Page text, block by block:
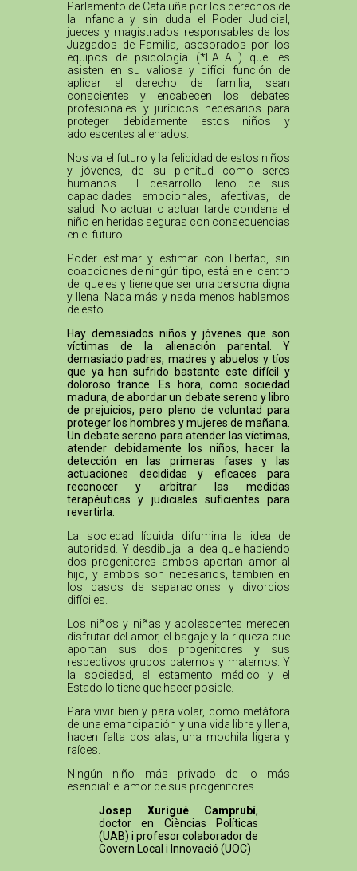
Parlamento de Cataluña por los derechos de
la infancia y sin duda el Poder Judicial,
jueces y magistrados responsables de los
Juzgados de Familia, asesorados por los
equipos de psicología (*EATAF) que les
asisten en su valiosa y difícil función de
aplicar el derecho de familia, sean
conscientes y encabecen los debates
profesionales y jurídicos necesarios para
proteger debidamente estos niños y
adolescentes alienados.
Nos va el futuro y la felicidad de estos niños
y jóvenes, de su plenitud como seres
humanos. El desarrollo lleno de sus
capacidades emocionales, afectivas, de
salud. No actuar o actuar tarde condena el
niño en heridas seguras con consecuencias
en el futuro.
Poder estimar y estimar con libertad, sin
coacciones de ningún tipo, está en el centro
del que es y tiene que ser una persona digna
y llena. Nada más y nada menos hablamos
de esto.
Hay demasiados niños y jóvenes que son
víctimas de la alienación parental. Y
demasiado padres, madres y abuelos y tíos
que ya han sufrido bastante este difícil y
doloroso trance. Es hora, como sociedad
madura, de abordar un debate sereno y libro
de prejuicios, pero pleno de voluntad para
proteger los hombres y mujeres de mañana.
Un debate sereno para atender las víctimas,
atender debidamente los niños, hacer la
detección en las primeras fases y las
actuaciones decididas y eficaces para
reconocer y arbitrar las medidas
terapéuticas y judiciales suficientes para
revertirla.
La sociedad líquida difumina la idea de
autoridad. Y desdibuja la idea que habiendo
dos progenitores ambos aportan amor al
hijo, y ambos son necesarios, también en
los casos de separaciones y divorcios
difíciles.
Los niños y niñas y adolescentes merecen
disfrutar del amor, el bagaje y la riqueza que
aportan sus dos progenitores y sus
respectivos grupos paternos y maternos. Y
la sociedad, el estamento médico y el
Estado lo tiene que hacer posible.
Para vivir bien y para volar, como metáfora
de una emancipación y una vida libre y llena,
hacen falta dos alas, una mochila ligera y
raíces.
Ningún niño más privado de lo más
esencial: el amor de sus progenitores.
Josep Xurigué Camprubí,
doctor en Cièncias Políticas
(UAB) i profesor colaborador de
Govern Local i Innovació (UOC)